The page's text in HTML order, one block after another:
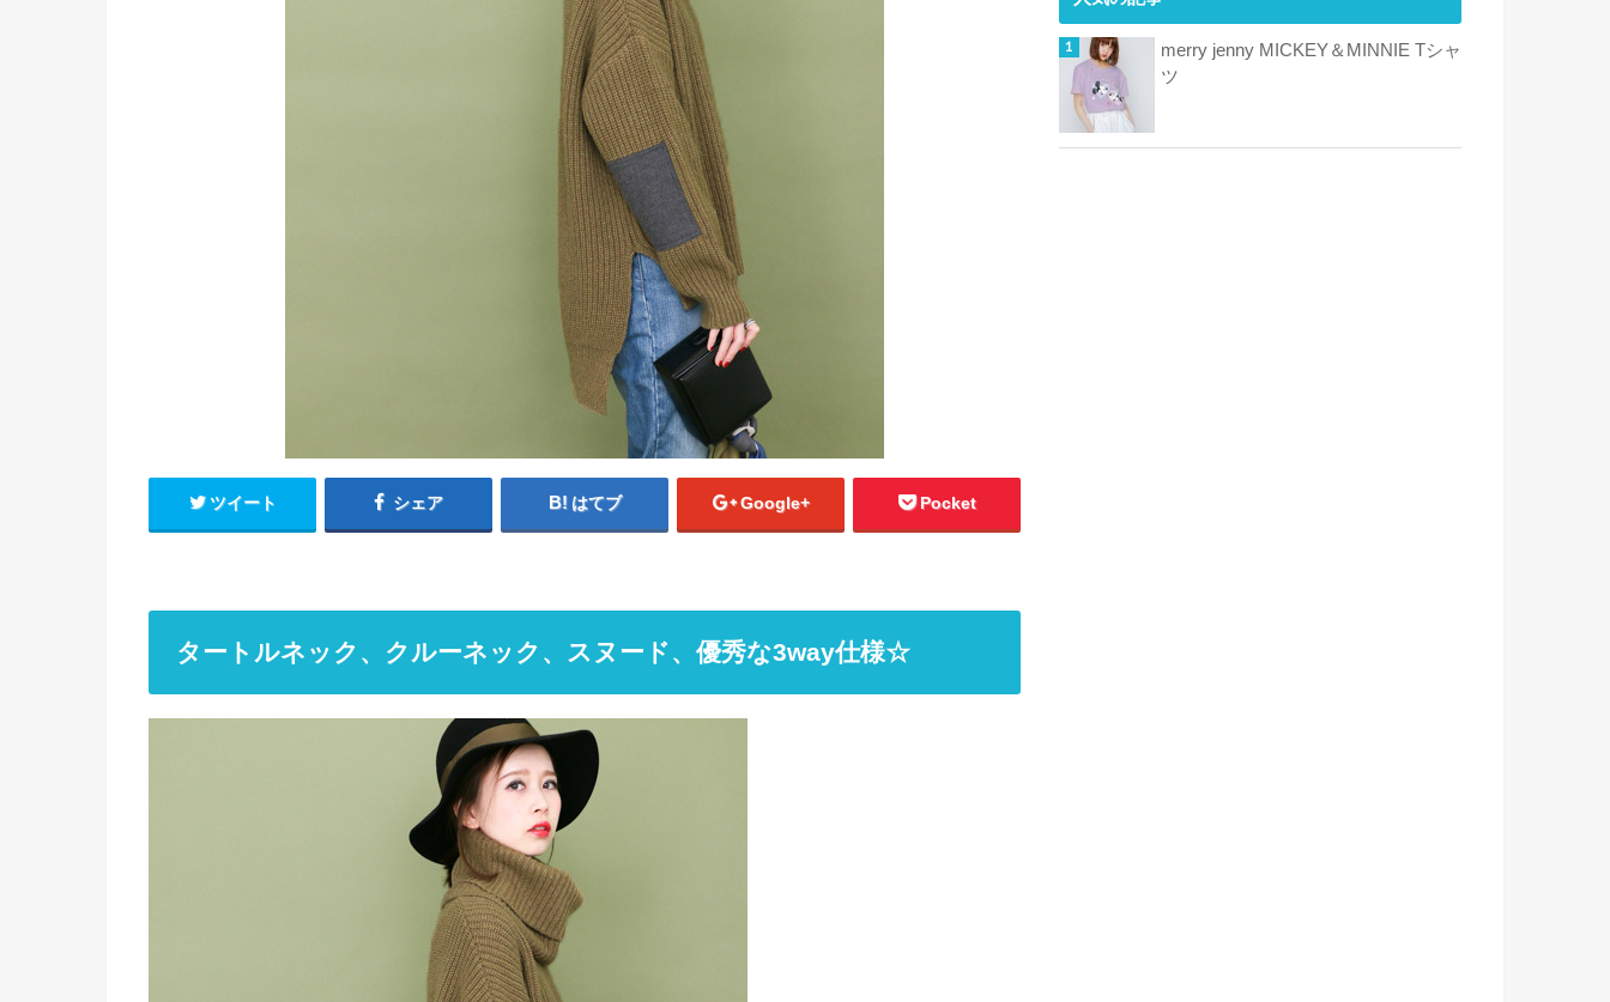
ツイート シェア はてブ Google+ Pocket
タートルネック、クルーネック、スヌード、優秀な3way仕様☆
merry jenny MICKEY＆MINNIE Tシャ
ツ